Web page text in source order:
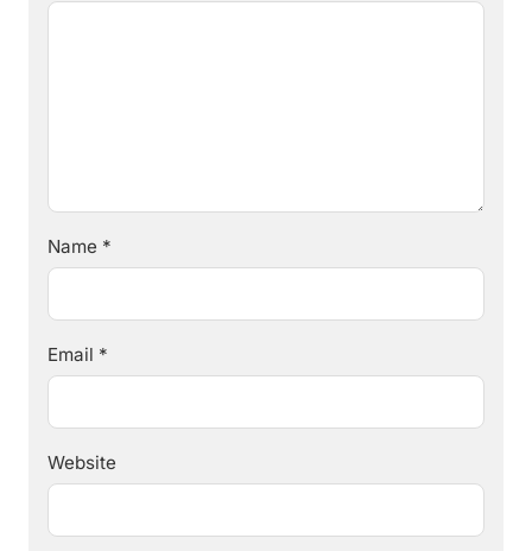
Name *
Email *
Website